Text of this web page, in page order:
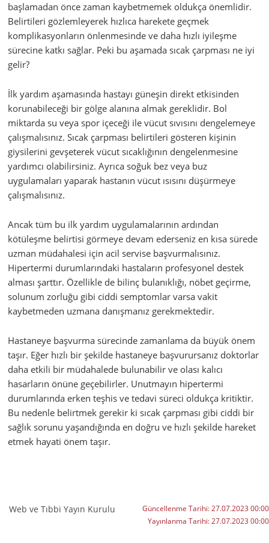
başlamadan önce zaman kaybetmemek oldukça önemlidir.
Belirtileri gözlemleyerek hızlıca harekete geçmek
komplikasyonların önlenmesinde ve daha hızlı iyileşme
sürecine katkı sağlar. Peki bu aşamada sıcak çarpması ne iyi
gelir?
İlk yardım aşamasında hastayı güneşin direkt etkisinden
korunabileceği bir gölge alanına almak gereklidir. Bol
miktarda su veya spor içeceği ile vücut sıvısını dengelemeye
çalışmalısınız. Sıcak çarpması belirtileri gösteren kişinin
giysilerini gevşeterek vücut sıcaklığının dengelenmesine
yardımcı olabilirsiniz. Ayrıca soğuk bez veya buz
uygulamaları yaparak hastanın vücut ısısını düşürmeye
çalışmalısınız.
Ancak tüm bu ilk yardım uygulamalarının ardından
kötüleşme belirtisi görmeye devam ederseniz en kısa sürede
uzman müdahalesi için acil servise başvurmalısınız.
Hipertermi durumlarındaki hastaların profesyonel destek
alması şarttır. Özellikle de bilinç bulanıklığı, nöbet geçirme,
solunum zorluğu gibi ciddi semptomlar varsa vakit
kaybetmeden uzmana danışmanız gerekmektedir.
Hastaneye başvurma sürecinde zamanlama da büyük önem
taşır. Eğer hızlı bir şekilde hastaneye başvurursanız doktorlar
daha etkili bir müdahalede bulunabilir ve olası kalıcı
hasarların önüne geçebilirler. Unutmayın hipertermi
durumlarında erken teşhis ve tedavi süreci oldukça kritiktir.
Bu nedenle belirtmek gerekir ki sıcak çarpması gibi ciddi bir
sağlık sorunu yaşandığında en doğru ve hızlı şekilde hareket
etmek hayati önem taşır.
Web ve Tıbbi Yayın Kurulu Güncellenme Tarihi:27.07.2023 00:00
Yayınlanma Tarihi:27.07.2023 00:00